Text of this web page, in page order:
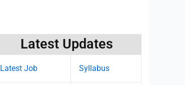
Latest Updates
Latest Job Syllabus